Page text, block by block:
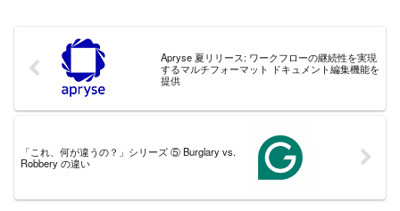
Apryse 夏リリース: ワークフローの継続性を実現
するマルチフォーマット ドキュメント編集機能を
提供
「これ、何が違うの？」シリーズ ⑤ Burglary vs.
Robbery の違い